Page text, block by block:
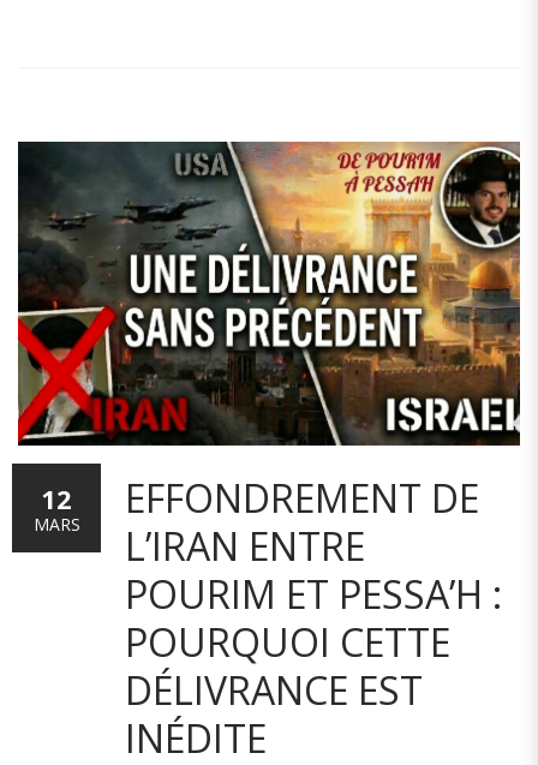
EFFONDREMENT DE
L’IRAN ENTRE
POURIM ET PESSA’H :
POURQUOI CETTE
DÉLIVRANCE EST
INÉDITE
12
MARS